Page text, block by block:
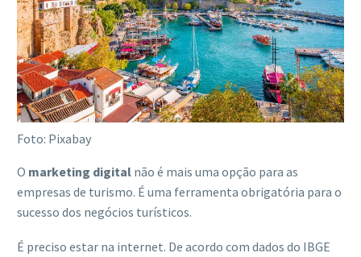
Foto: Pixabay
O marketing digital não é mais uma opção para as
empresas de turismo. É uma ferramenta obrigatória para o
sucesso dos negócios turísticos.
É preciso estar na internet. De acordo com dados do IBGE